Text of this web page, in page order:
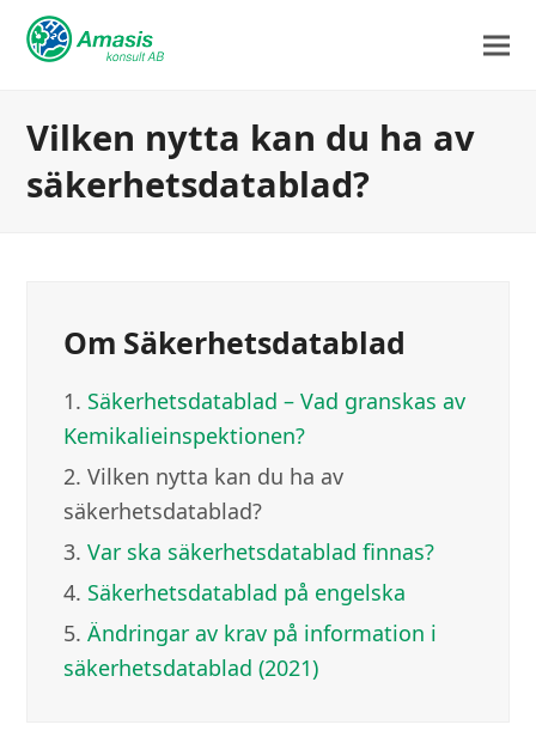
Vilken nytta kan du ha av
säkerhetsdatablad?
Om Säkerhetsdatablad
1. Säkerhetsdatablad – Vad granskas av
Kemikalieinspektionen?
2. Vilken nytta kan du ha av
säkerhetsdatablad?
3. Var ska säkerhetsdatablad finnas?
4. Säkerhetsdatablad på engelska
5. Ändringar av krav på information i
säkerhetsdatablad (2021)